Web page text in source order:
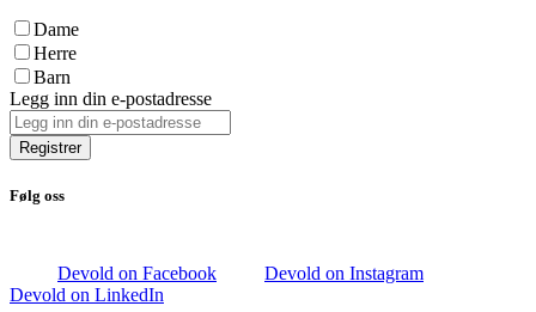
Dame
Herre
Barn
Legg inn din e-postadresse
Registrer
Følg oss
Devold on Facebook
Devold on Instagram
Devold on LinkedIn